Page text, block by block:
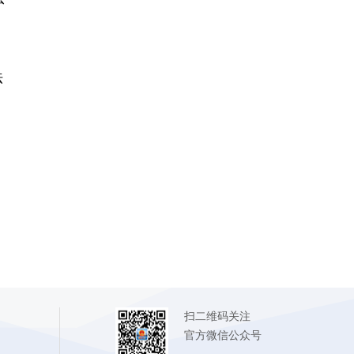
扫二维码关注
官方微信公众号